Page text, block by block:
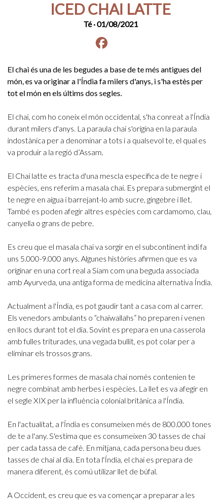
ICED CHAI LATTE
Té· 01/08/2021
El chai és una de les begudes a base de te més antigues del
món, es va originar a l'Índia fa milers d'anys, i s'ha estès per
tot el món en els últims dos segles.
El chai, com ho coneix el món occidental, s'ha conreat a l'Índia
durant milers d'anys. La paraula chai s'origina en la paraula
indostànica per a denominar a tots i a qualsevol te, el qual es
va produir a la regió d’Assam.
El Chai latte es tracta d'una mescla específica de te negre i
espècies, ens referim a masala chai. Es prepara submergint el
te negre en aigua i barrejant-lo amb sucre, gingebre i llet.
També es poden afegir altres espècies com cardamomo, clau,
canyella o grans de pebre.
Es creu que el masala chai va sorgir en el subcontinent indi fa
uns 5.000-9.000 anys. Algunes històries afirmen que es va
originar en una cort real a Siam com una beguda associada
amb Ayurveda, una antiga forma de medicina alternativa Índia.
Actualment a l'Índia, es pot gaudir tant a casa com al carrer.
Els venedors ambulants o “chaiwallahs” ho preparen i venen
en llocs durant tot el dia. Sovint es prepara en una casserola
amb fulles triturades, una vegada bullit, es pot colar per a
eliminar els trossos grans.
Les primeres formes de masala chai només contenien te
negre combinat amb herbes i espècies. La llet es va afegir en
el segle XIX per la influència colonial britànica a l'Índia.
En l'actualitat, a l'Índia es consumeixen més de 800.000 tones
de te a l'any. S'estima que es consumeixen 30 tasses de chai
per cada tassa de cafè. En mitjana, cada persona beu dues
tasses de chai al dia. En tota l'Índia, el chai es prepara de
manera diferent, és comú utilizar llet de búfal.
A Occident, es creu que es va començar a preparar a les